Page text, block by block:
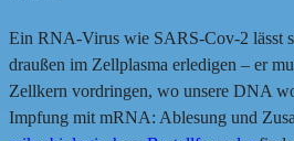
Ein RNA-Virus wie SARS-Cov-2 lässt
draußen im Zellplasma erledigen – er
Zellkern vordringen, wo unsere DNA
Impfung mit mRNA: Ablesung und